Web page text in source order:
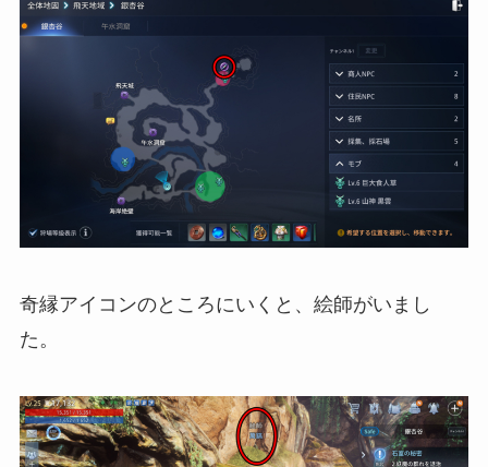
奇縁アイコンのところにいくと、絵師がいまし
た。